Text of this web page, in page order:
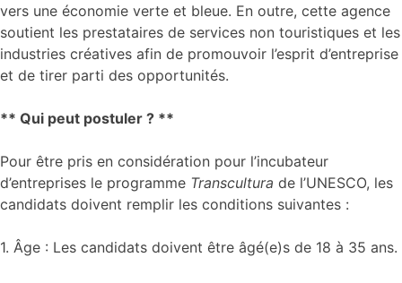
vers une économie verte et bleue. En outre, cette agence
soutient les prestataires de services non touristiques et les
industries créatives afin de promouvoir l’esprit d’entreprise
et de tirer parti des opportunités.
** Qui peut postuler ? **
Pour être pris en considération pour l’incubateur
d’entreprises le programme Transcultura de l’UNESCO, les
candidats doivent remplir les conditions suivantes :
1. Âge : Les candidats doivent être âgé(e)s de 18 à 35 ans.